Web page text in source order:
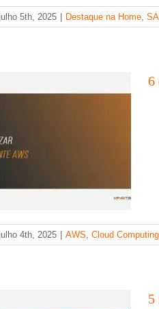
julho 5th, 2025 Destaque na Home,
na AWS
6
julho 4th, 2025 AWS, Cloud Computing
com o Power Apps
5